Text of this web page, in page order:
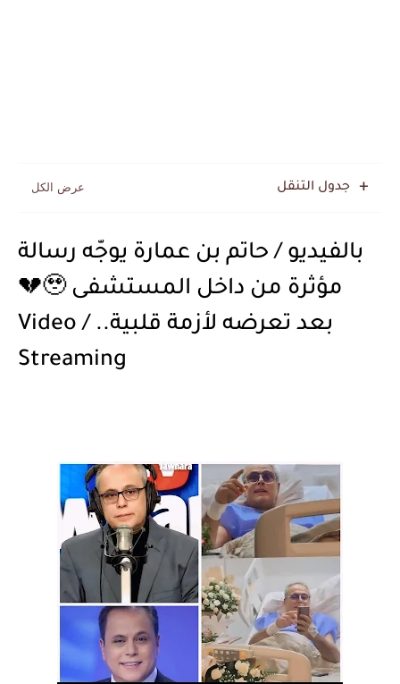
جدول التنقل
بالفيديو / حاتم بن عمارة يوجّه رسالة
مؤثرة من داخل المستشفى 🥹💔
بعد تعرضه لأزمة قلبية.. / Video
Streaming